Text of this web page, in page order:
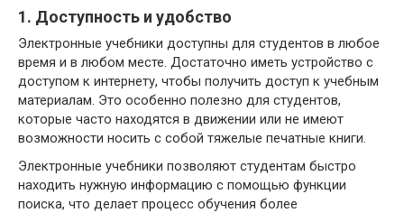
1. Доступность и удобство
Электронные учебники доступны для студентов в любое
время и в любом месте. Достаточно иметь устройство с
доступом к интернету, чтобы получить доступ к учебным
материалам. Это особенно полезно для студентов,
которые часто находятся в движении или не имеют
возможности носить с собой тяжелые печатные книги.
Электронные учебники позволяют студентам быстро
находить нужную информацию с помощью функции
поиска, что делает процесс обучения более